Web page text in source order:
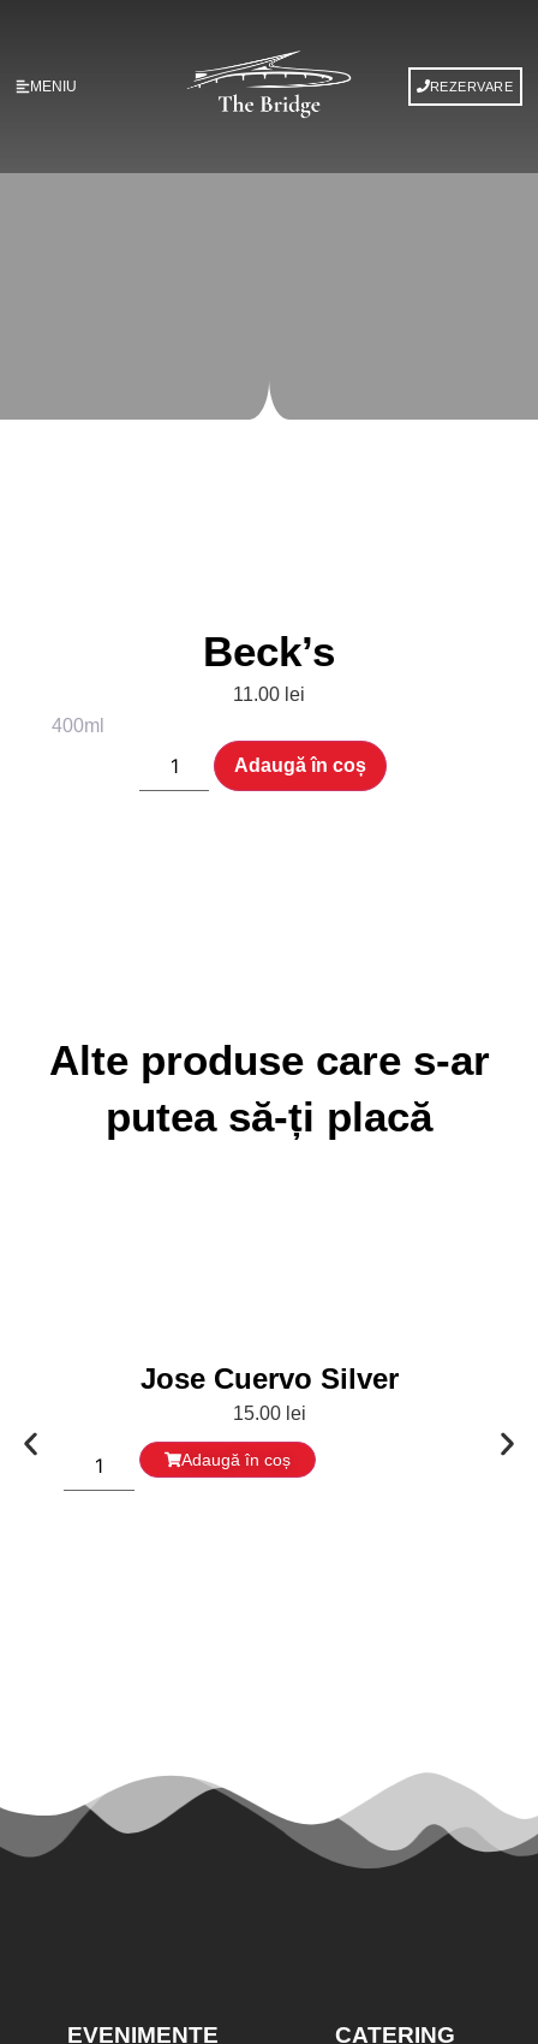
MENIU REZERVARE
Beck’s
11.00 lei
400ml
Adaugă în coș
Alte produse care s-ar
putea să-ți placă
Jose Cuervo Silver
15.00 lei
Adaugă în coș
EVENIMENTE CATERING